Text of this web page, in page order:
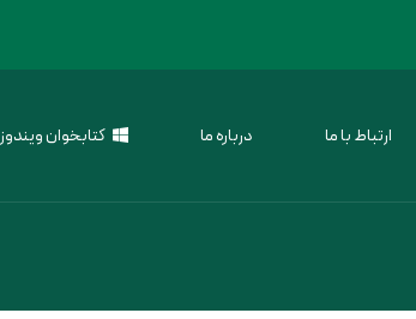
ارتباط با ما درباره ما کتابخوان ویندوز